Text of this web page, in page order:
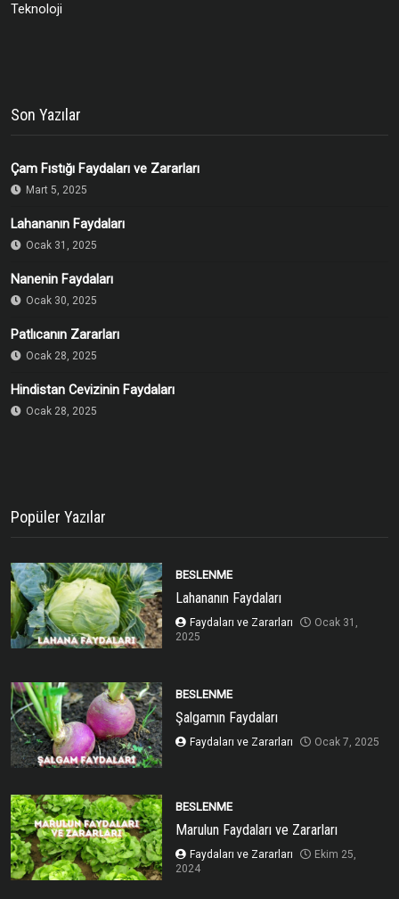
Teknoloji
Son Yazılar
Çam Fıstığı Faydaları ve Zararları
Mart 5, 2025
Lahananın Faydaları
Ocak 31, 2025
Nanenin Faydaları
Ocak 30, 2025
Patlıcanın Zararları
Ocak 28, 2025
Hindistan Cevizinin Faydaları
Ocak 28, 2025
Popüler Yazılar
BESLENME
Lahananın Faydaları
Faydaları ve Zararları
Ocak 31,
2025
BESLENME
Şalgamın Faydaları
Faydaları ve Zararları Ocak 7, 2025
BESLENME
Marulun Faydaları ve Zararları
Faydaları ve Zararları
Ekim 25,
2024